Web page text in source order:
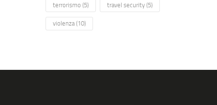
terrorismo (5) travel security(5)
violenza(10)